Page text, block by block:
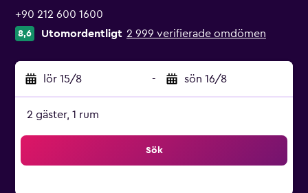
+90 212 600 1600
8,6 Utomordentligt 2 999 verifierade omdömen
lör 15/8 - sön 16/8
2 gäster, 1 rum
Sök